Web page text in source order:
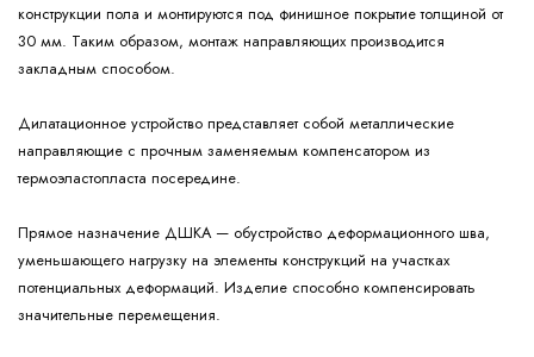
конструкции пола и монтируются под финишное покрытие толщиной от
30 мм. Таким образом, монтаж направляющих производится
закладным способом.
Дилатационное устройство представляет собой металлические
направляющие с прочным заменяемым компенсатором из
термоэластопласта посередине.
Прямое назначение ДШКА — обустройство деформационного шва,
уменьшающего нагрузку на элементы конструкций на участках
потенциальных деформаций. Изделие способно компенсировать
значительные перемещения.